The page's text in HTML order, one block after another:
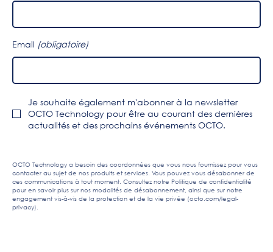
Email (obligatoire)
Je souhaite également m'abonner à la newsletter
OCTO Technology pour être au courant des dernières
actualités et des prochains événements OCTO.
OCTO Technology a besoin des coordonnées que vous nous fournissez pour vous
contacter au sujet de nos produits et services. Vous pouvez vous désabonner de
ces communications à tout moment. Consultez notre Politique de confidentialité
pour en savoir plus sur nos modalités de désabonnement, ainsi que sur notre
engagement vis-à-vis de la protection et de la vie privée (octo.com/legal-
privacy).